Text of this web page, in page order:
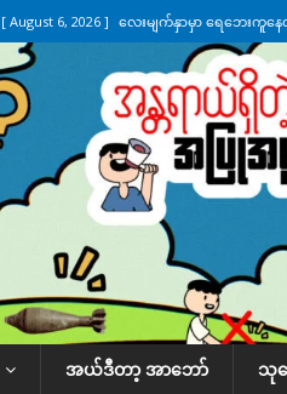
[ August 6, 2026 ] လေးမျက်နှာမှာ ရေဘေးကူနေ
အလိုက် သတင်းကဏ္ဍ
[ August 6, 2026 ] ရေကြီးနေတဲ့ လေးမျက်နှာမှ
[ August 5, 2026 ] ရန်ကုန်မြို့မှာ ကားမှန်ခွဲခံရ
[ August 5, 2026 ] ဂျပန်ရဲ့ ဒုံးကျည်စမ်းသပ်မှုကို
[ August 6, 2026 ] တာကျိုးပြီး ခုနှစ်ရက်မြောက်
အယ်ဒီတာ့ အာဘော် သု